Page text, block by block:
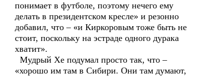
понимает в футболе, поэтому нечего ему
делать в президентском кресле» и резонно
добавил, что – «и Киркоровым тоже быть не
стоит, поскольку на эстраде одного дурака
хватит».
Мудрый Хе подумал просто так, что –
«хорошо им там в Сибири. Они там думают,